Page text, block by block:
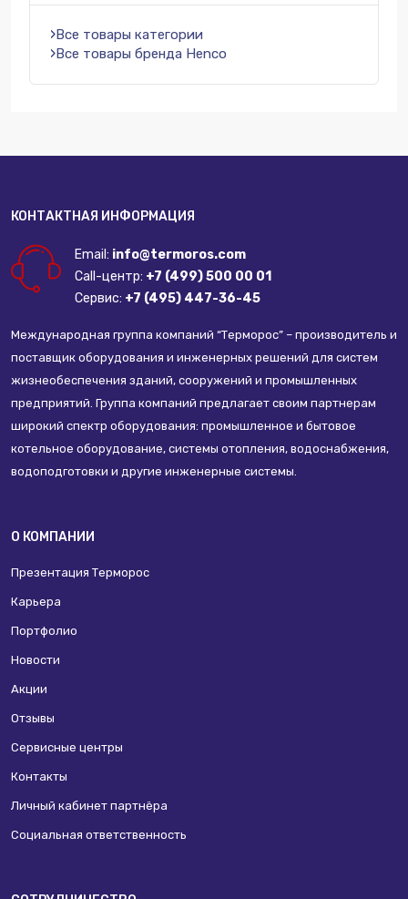
Все товары категории
Все товары бренда Henco
КОНТАКТНАЯ ИНФОРМАЦИЯ
Email: info@termoros.com
Call-центр: +7 (499) 500 00 01
Сервис: +7 (495) 447-36-45
Международная группа компаний “Терморос” – производитель и
поставщик оборудования и инженерных решений для систем
жизнеобеспечения зданий, сооружений и промышленных
предприятий. Группа компаний предлагает своим партнерам
широкий спектр оборудования: промышленное и бытовое
котельное оборудование, системы отопления, водоснабжения,
водоподготовки и другие инженерные системы.
О КОМПАНИИ
Презентация Терморос
Карьера
Портфолио
Новости
Акции
Отзывы
Сервисные центры
Контакты
Личный кабинет партнёра
Социальная ответственность